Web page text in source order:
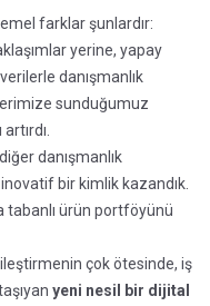
farklar şunlardır:
yerine, yapay
danışmanlık
sunduğumuz
danışmanlık
bir kimlik kazandık.
ürün portföyünü
çok ötesinde, iş
yeni nesil bir dijital